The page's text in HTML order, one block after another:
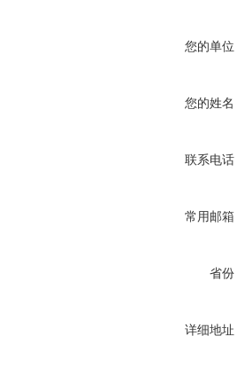
您的单位
您的姓名
联系电话
常用邮箱
省份
详细地址